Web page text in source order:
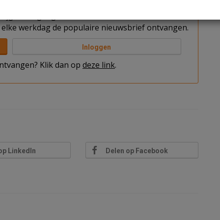
werkdag de populaire nieuwsbrief ontvangen.
Inloggen
Klik dan op deze link.
LinkedIn Delen op Facebook